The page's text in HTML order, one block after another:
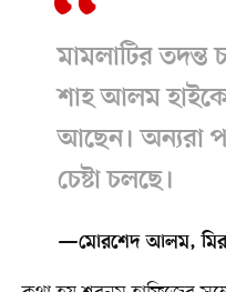
মামলাটির
শাহ আলম
আছেন। অন্যরা
চেষ্টা চলছে।
—মোরশেদ আলম,